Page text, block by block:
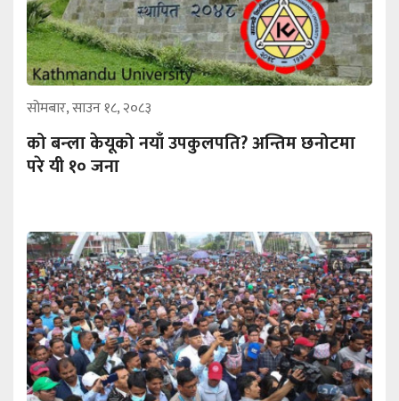
सोमबार, साउन १८, २०८३
को बन्ला केयूको नयाँ उपकुलपति? अन्तिम छनोटमा
परे यी १० जना